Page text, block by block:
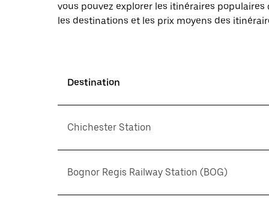
vous pouvez explorer les itinéraires
les destinations et les prix moyens des
Destination
Chichester Station
Bognor Regis Railway Station (BOG)